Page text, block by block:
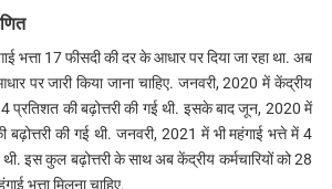
भत्ता 17 फीसदी की दर के आधार पर दिया जा रहा था. अब
पर जारी किया जाना चाहिए. जनवरी, 2020 में केंद्रीय
4 प्रतिशत की बढ़ोत्तरी की गई थी. इसके बाद जून, 2020 में
बढ़ोत्तरी की गई थी. जनवरी, 2021 में भी महंगाई भत्ते में 4
थी. इस कुल बढ़ोत्तरी के साथ अब केंद्रीय कर्मचारियों को 28
भत्ता मिलना चाहिए.